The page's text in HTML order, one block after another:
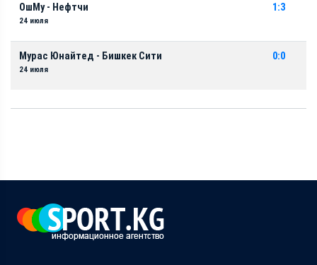
ОшМу - Нефтчи
24 июля
1:3
Мурас Юнайтед - Бишкек Сити
24 июля
0:0